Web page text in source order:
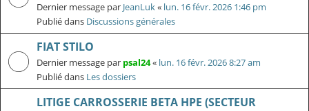
Dernier message par JeanLuk« lun. 16 févr. 2026 1:46 pm
Publié dans Discussions générales
FIAT STILO
Dernier message par psal24« lun. 16 févr. 2026 8:27 am
Publié dans Les dossiers
LITIGE CARROSSERIE BETA HPE (SECTEUR